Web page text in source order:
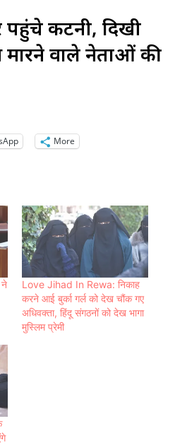
पहुंचे कटनी, दिखी
वाले नेताओं की
More
ने
Love Jihad In Rewa: नि‍काह
करने आई बुर्का गर्ल को देख चौंक गए
अधि‍वक्‍ता, हिंदू संगठनों को देख भागा
मुस्‍लि‍म प्रेमी